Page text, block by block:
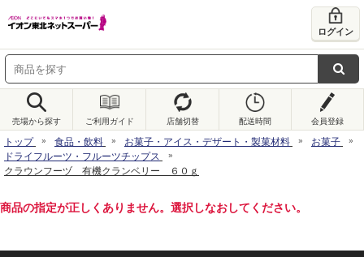
ログイン
売場から探す ご利用ガイド 店舗切替 配送時間 会員登録
トップ 食品・飲料 お菓子・アイス・デザート・製菓材料
お菓子
ドライフルーツ・フルーツチップス
クラウンフーヅ 有機クランベリー ６０ｇ
商品の指定が正しくありません。選択しなおしてください。